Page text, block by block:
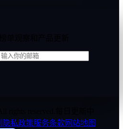
隐私政策服务条款网站地图